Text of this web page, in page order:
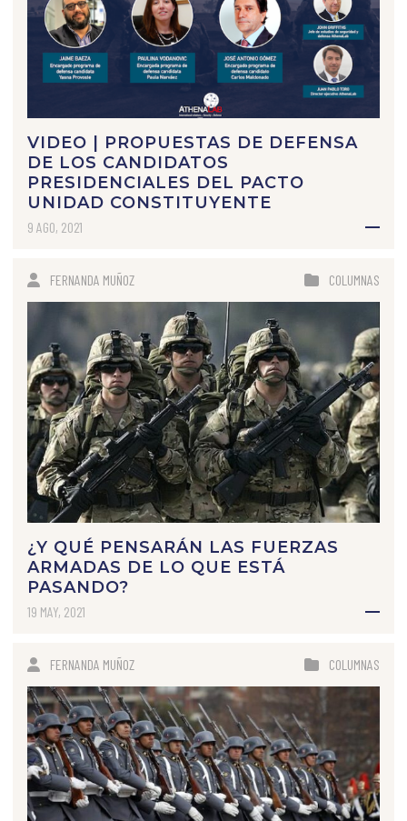
VIDEO | PROPUESTAS DE DEFENSA
DE LOS CANDIDATOS
PRESIDENCIALES DEL PACTO
UNIDAD CONSTITUYENTE
9 AGO, 2021
FERNANDA MUÑOZ COLUMNAS
¿Y QUÉ PENSARÁN LAS FUERZAS
ARMADAS DE LO QUE ESTÁ
PASANDO?
19 MAY, 2021
FERNANDA MUÑOZ COLUMNAS